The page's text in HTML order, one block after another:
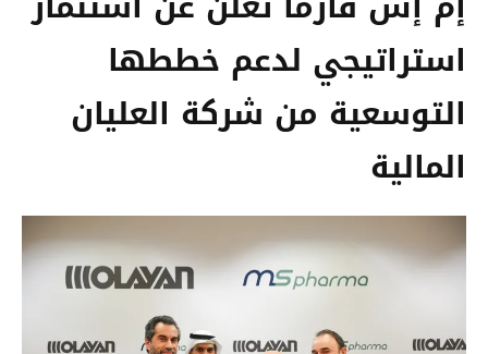
استراتيجي لدعم خططها
التوسعية من شركة العليان
المالية